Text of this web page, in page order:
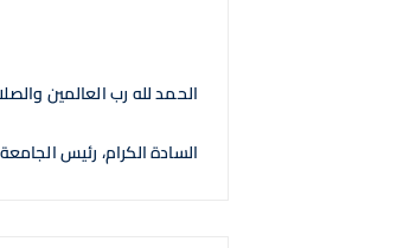
الحمد لله رب العالمين
السادة الكرام، رئيس